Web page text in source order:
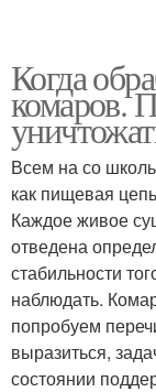
Когда
комаров.
Всем на со
как пищевая
Каждое живое
отведена
стабильности
наблюдать.
попробуем
выразиться,
состоянии